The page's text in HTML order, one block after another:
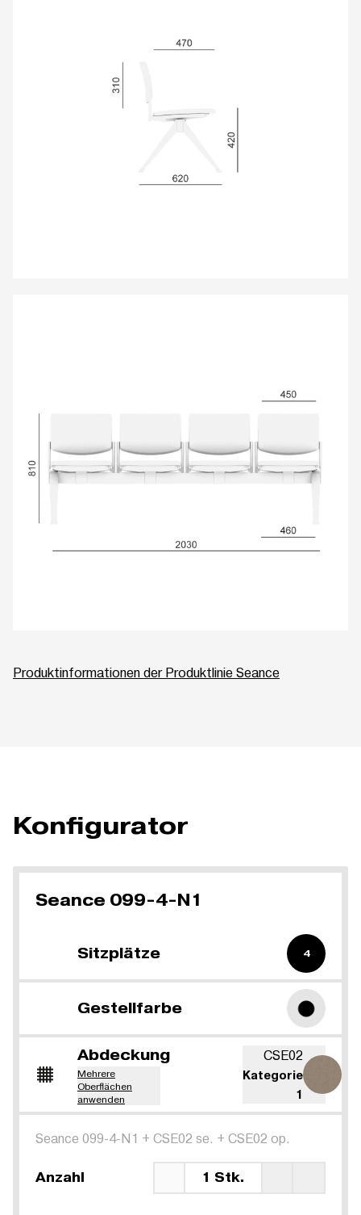
Produktinformationen der Produktlinie Seance
Konfigurator
Seance 099-4-N1
Sitzplätze 4
Gestellfarbe
Abdeckung
Mehrere
Oberflächen
anwenden
CSE02
Kategorie
1
Seance 099-4-N1 + CSE02 se. + CSE02 op.
Anzahl 1 Stk.